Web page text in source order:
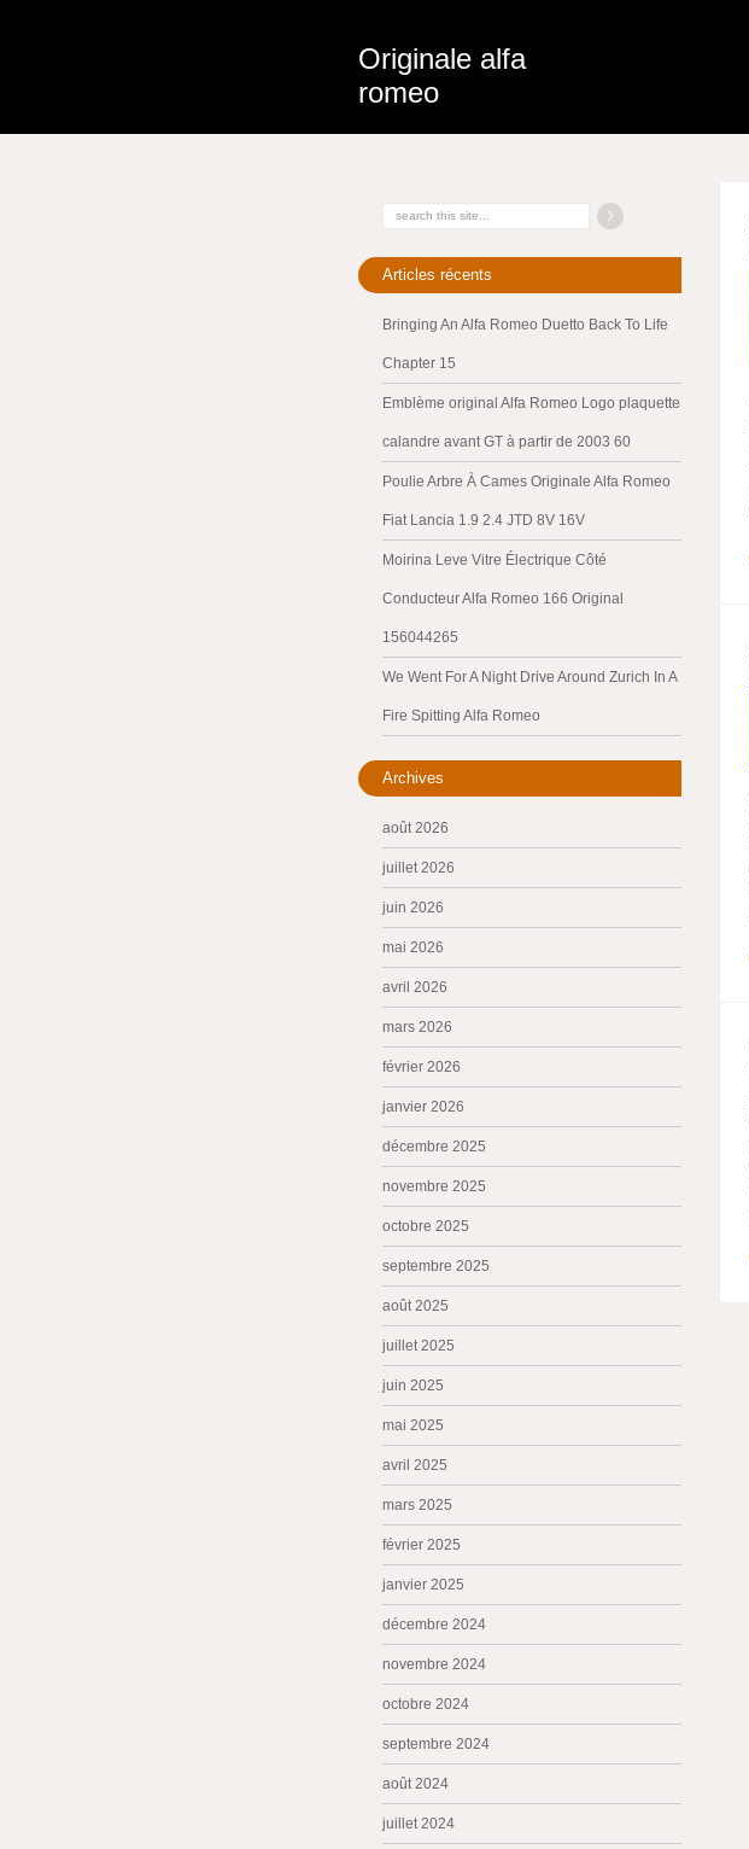
Originale alfa
romeo
Articles récents
Bringing An Alfa Romeo Duetto Back To Life
Chapter 15
Emblème original Alfa Romeo Logo plaquette
calandre avant GT à partir de 2003 60
Poulie Arbre À Cames Originale Alfa Romeo
Fiat Lancia 1.9 2.4 JTD 8V 16V
Moirina Leve Vitre Électrique Côté
Conducteur Alfa Romeo 166 Original
156044265
We Went For A Night Drive Around Zurich In A
Fire Spitting Alfa Romeo
Archives
août 2026
juillet 2026
juin 2026
mai 2026
avril 2026
mars 2026
février 2026
janvier 2026
décembre 2025
novembre 2025
octobre 2025
septembre 2025
août 2025
juillet 2025
juin 2025
mai 2025
avril 2025
mars 2025
février 2025
janvier 2025
décembre 2024
novembre 2024
octobre 2024
septembre 2024
août 2024
juillet 2024